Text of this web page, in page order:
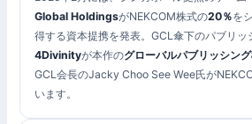
Global HoldingsがNEKCOM株式の20％を
得する資本提携を発表。GCL傘下のパブリッ
4Divinityが本作のグローバルパブリッシン
GCL会長のJacky Choo See Wee氏が
います。